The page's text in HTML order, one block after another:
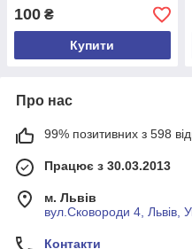
100 ₴
Купити
Про нас
99% позитивних з 598
Працює з 30.03.2013
м. Львів
вул.Сковороди 4, Львів,
Контакти